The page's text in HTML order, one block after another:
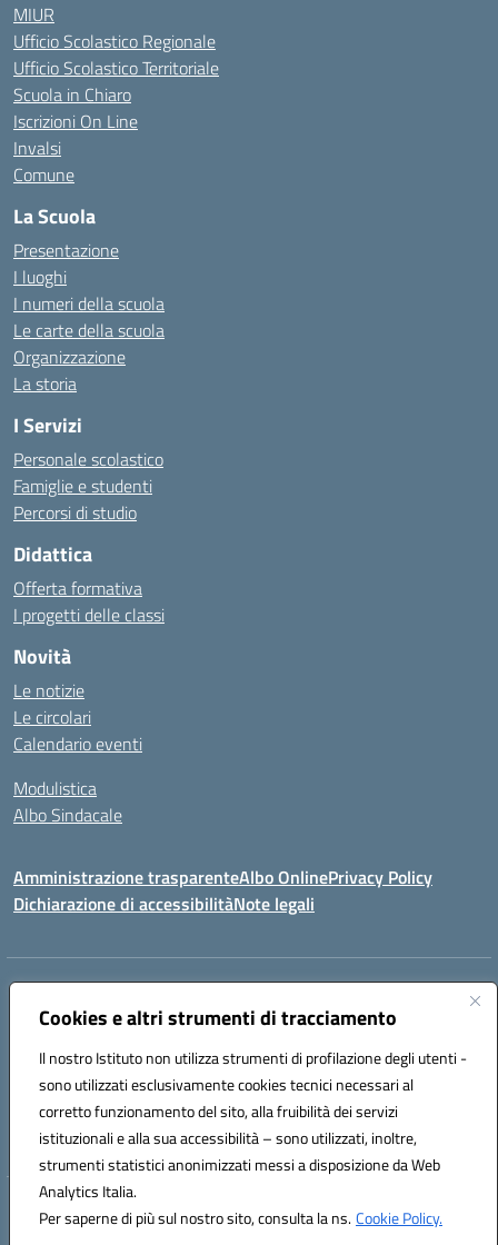
Cookies e altri strumenti di tracciamento
Il nostro Istituto non utilizza strumenti di profilazione degli utenti -
sono utilizzati esclusivamente cookies tecnici necessari al
corretto funzionamento del sito, alla fruibilità dei servizi
istituzionali e alla sua accessibilità – sono utilizzati, inoltre,
strumenti statistici anonimizzati messi a disposizione da Web
Analytics Italia.
Per saperne di più sul nostro sito, consulta la ns.Cookie Policy.
MIUR
Ufficio Scolastico Regionale
Ufficio Scolastico Territoriale
Scuola in Chiaro
Iscrizioni On Line
Invalsi
Comune
La Scuola
Presentazione
I luoghi
I numeri della scuola
Le carte della scuola
Organizzazione
La storia
I Servizi
Personale scolastico
Famiglie e studenti
Percorsi di studio
Didattica
Offerta formativa
I progetti delle classi
Novità
Le notizie
Le circolari
Calendario eventi
Modulistica
Albo Sindacale
Amministrazione trasparenteAlbo OnlinePrivacy Policy
Dichiarazione di accessibilitàNote legali
Indirizzo:
Centralino:0994722507 Email:TAIC873006@istruzione.it
Codice fiscale: 90279480736
Codice meccanografico:
TAIC873006
Codice unico di fatturazione (CUF): 488XBQ
Hosting & Powered by 3D Solution S.r.l.
Concept & Design by Designers Italia